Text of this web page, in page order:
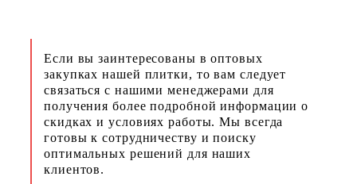
Если вы заинтересованы в оптовых
закупках нашей плитки, то вам следует
связаться с нашими менеджерами для
получения более подробной информации о
скидках и условиях работы. Мы всегда
готовы к сотрудничеству и поиску
оптимальных решений для наших
клиентов.